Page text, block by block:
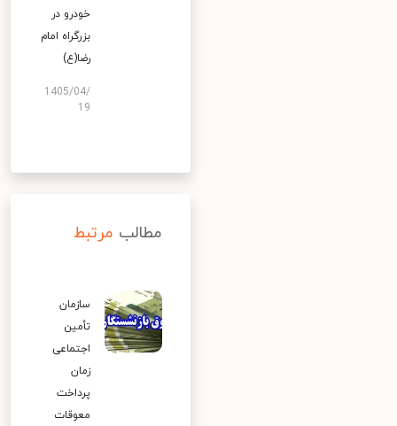
خودرو در
بزرگراه امام
رضا(ع)
1405/04/
19
مطالب مرتبط
سازمان
تأمین
اجتماعی
زمان
پرداخت
معوقات